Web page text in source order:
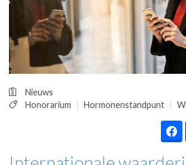
PRAKTIJKZAKEN
TARIEVEN
VPHUISARTSEN
MEDISCHE VAKHANDEL
REGISTRATIE
Nieuws
Honorarium
Hormonenstandpunt